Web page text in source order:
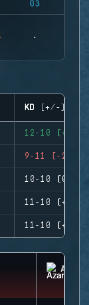
03
KD (+/-)
12-10 (+2)
9-11 (-2)
10-10 (0)
11-10 (+1)
11-10 (+1)
AZAMI